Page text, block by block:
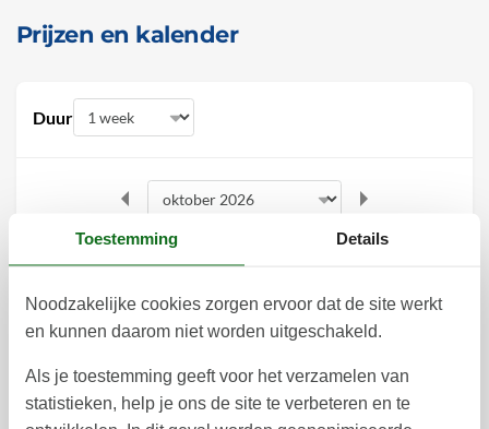
Prijzen en kalender
Duur
40 1 2 3
41 5 6 7 8 9 10
42 12 13 14 15 16 17
Toestemming Details
Noodzakelijke cookies zorgen ervoor dat de site werkt
en kunnen daarom niet worden uitgeschakeld.
Als je toestemming geeft voor het verzamelen van
statistieken, help je ons de site te verbeteren en te